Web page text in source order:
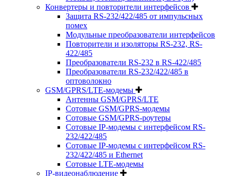
Конвертеры и повторители интерфейсов
Защита RS-232/422/485 от импульсных
помех
Модульные преобразователи интерфейсов
Повторители и изоляторы RS-232, RS-
422/485
Преобразователи RS-232 в RS-422/485
Преобразователи RS-232/422/485 в
оптоволокно
GSM/GPRS/LTE-модемы
Антенны GSM/GPRS/LTE
Сотовые GSM/GPRS-модемы
Сотовые GSM/GPRS-роутеры
Сотовые IP-модемы с интерфейсом RS-
232/422/485
Сотовые IP-модемы с интерфейсом RS-
232/422/485 и Ethernet
Сотовые LTE-модемы
IP-видеонаблюдение